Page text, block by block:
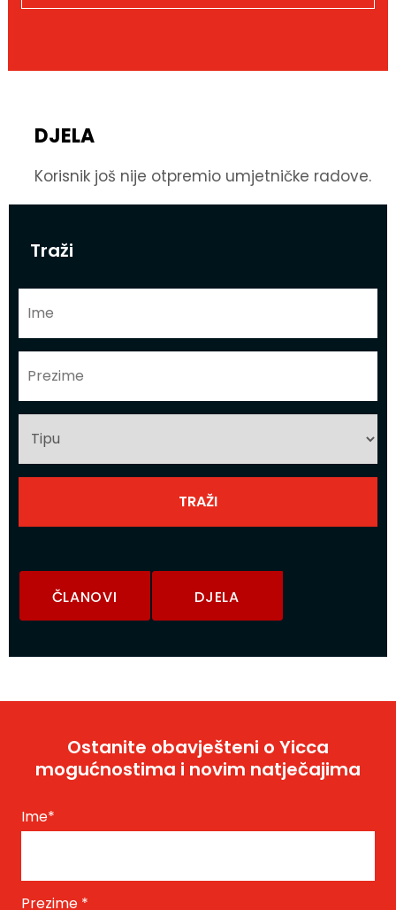
Traži
ČLANOVI DJELA
DJELA
Korisnik još nije otpremio umjetničke radove.
Ostanite obavješteni o Yicca
mogućnostima i novim natječajima
Ime*
Prezime *